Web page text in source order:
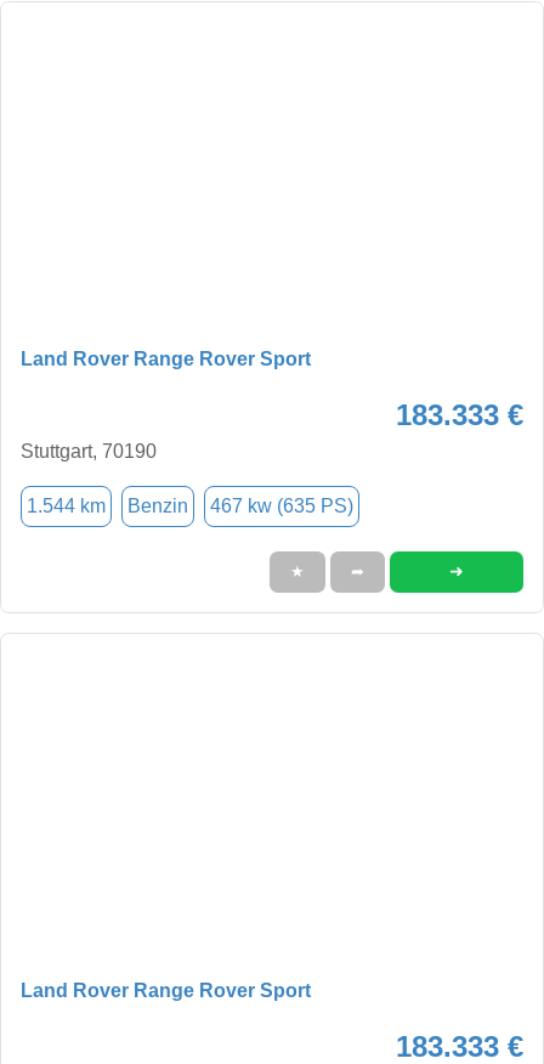
Land Rover Range Rover Sport
183.333 €
Stuttgart, 70190
1.544 km Benzin 467 kw (635 PS)
★ ➦ ➜
Land Rover Range Rover Sport
183.333 €